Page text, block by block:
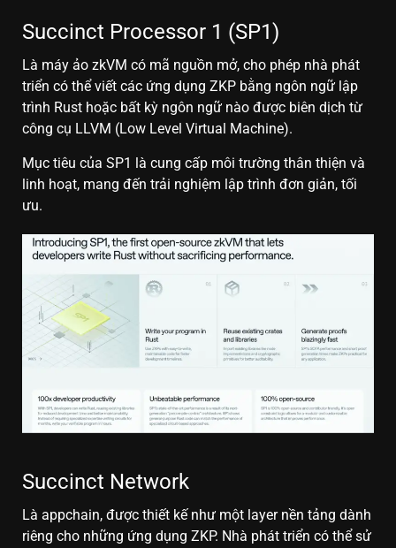
Succinct Processor 1 (SP1)
Là máy ảo zkVM có mã nguồn mở, cho phép nhà phát
triển có thể viết các ứng dụng ZKP bằng ngôn ngữ lập
trình Rust hoặc bất kỳ ngôn ngữ nào được biên dịch từ
công cụ LLVM (Low Level Virtual Machine).
Mục tiêu của SP1 là cung cấp môi trường thân thiện và
linh hoạt, mang đến trải nghiệm lập trình đơn giản, tối
ưu.
Succinct Network
Là appchain, được thiết kế như một layer nền tảng dành
riêng cho những ứng dụng ZKP. Nhà phát triển có thể sử